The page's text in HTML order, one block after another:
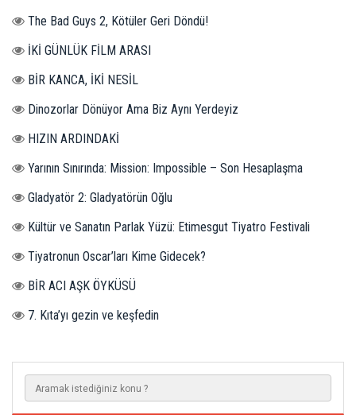
The Bad Guys 2, Kötüler Geri Döndü!
İKİ GÜNLÜK FİLM ARASI
BİR KANCA, İKİ NESİL
Dinozorlar Dönüyor Ama Biz Aynı Yerdeyiz
HIZIN ARDINDAKİ
Yarının Sınırında: Mission: Impossible – Son Hesaplaşma
Gladyatör 2: Gladyatörün Oğlu
Kültür ve Sanatın Parlak Yüzü: Etimesgut Tiyatro Festivali
Tiyatronun Oscar’ları Kime Gidecek?
BİR ACI AŞK ÖYKÜSÜ
7. Kıta’yı gezin ve keşfedin